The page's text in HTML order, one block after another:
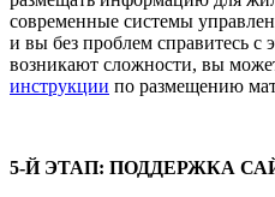
современные системы
и вы без проблем справитесь с
возникают сложности, вы
инструкции по размещению
5-Й ЭТАП: ПОДДЕРЖКА